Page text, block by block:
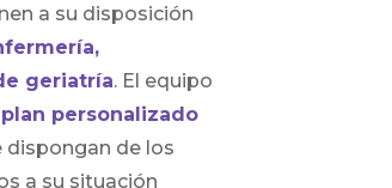
a su disposición
geriatría. El equipo
plan personalizado
dispongan de los
a su situación